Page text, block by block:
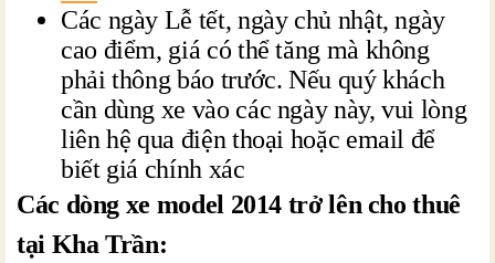
Các ngày Lễ tết, ngày chủ nhật, ngày
cao điểm, giá có thể tăng mà không
phải thông báo trước. Nếu quý khách
cần dùng xe vào các ngày này, vui lòng
liên hệ qua điện thoại hoặc email để
biết giá chính xác
Các dòng xe model 2014 trở lên cho thuê
tại Kha Trần: